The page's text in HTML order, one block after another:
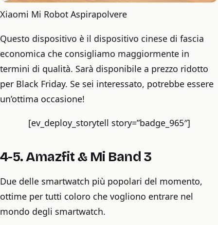
Xiaomi Mi Robot Aspirapolvere
Questo dispositivo è il dispositivo cinese di fascia
economica che consigliamo maggiormente in
termini di qualità. Sarà disponibile a prezzo ridotto
per Black Friday. Se sei interessato, potrebbe essere
un’ottima occasione!
[ev_deploy_storytell story=”badge_965″]
4-5. Amazfit & Mi Band 3
Due delle smartwatch più popolari del momento,
ottime per tutti coloro che vogliono entrare nel
mondo degli smartwatch.